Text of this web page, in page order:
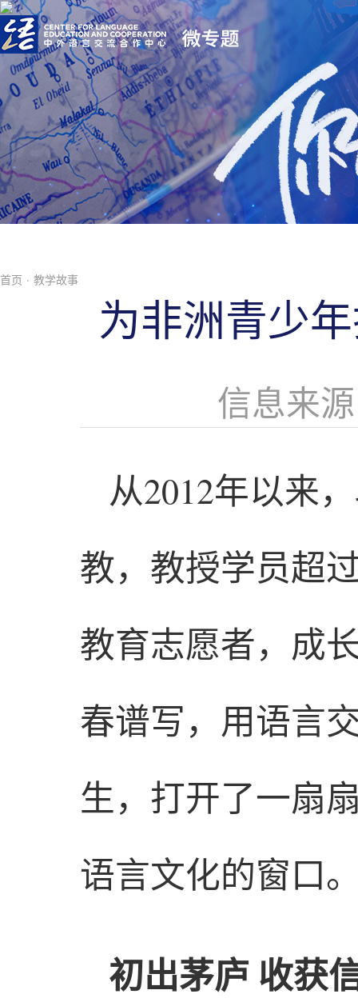
首页 · 教学故事
为非洲青少
信息来
从2012年以来
教，教授学员超
教育志愿者，成
春谱写，用语言
生，打开了一扇
语言文化的窗口
初出茅庐 收获